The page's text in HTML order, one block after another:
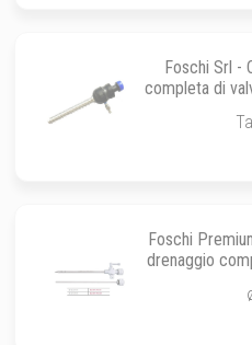
Foschi Srl -
completa di
Foschi
drenaggio